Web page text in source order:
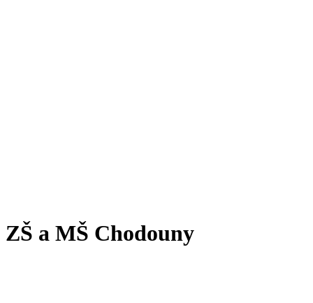
ZŠ a MŠ Chodouny